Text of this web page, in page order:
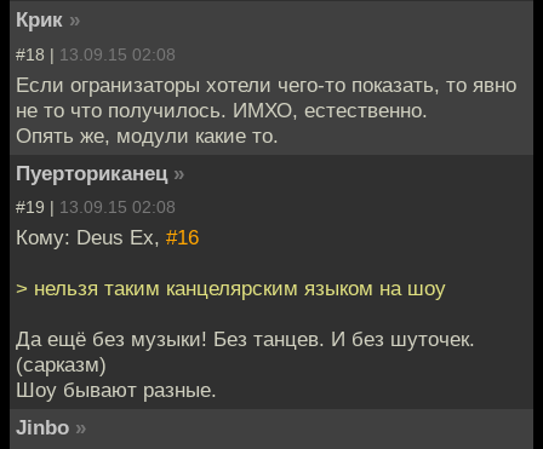
Крик »
#18 | 13.09.15 02:08
Если огранизаторы хотели чего-то показать, то явно
не то что получилось. ИМХО, естественно.
Опять же, модули какие то.
Пуерториканец »
#19 | 13.09.15 02:08
Кому: Deus Ex, #16
> нельзя таким канцелярским языком на шоу
Да ещё без музыки! Без танцев. И без шуточек.
(сарказм)
Шоу бывают разные.
Jinbo »